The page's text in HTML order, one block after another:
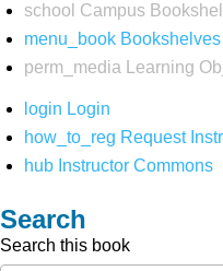
school Campus
menu_book Bookshelves
perm_media
Learning
login Login
how_to_reg Request
hub Instructor Commons
Search
Search this book